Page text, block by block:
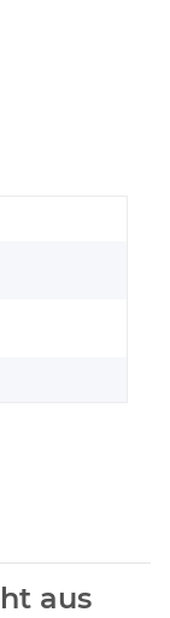
aus